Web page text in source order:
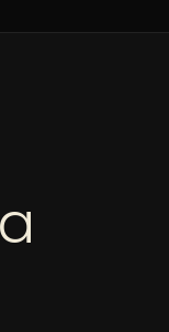
na experiência
colaboramos com
Nós somos do